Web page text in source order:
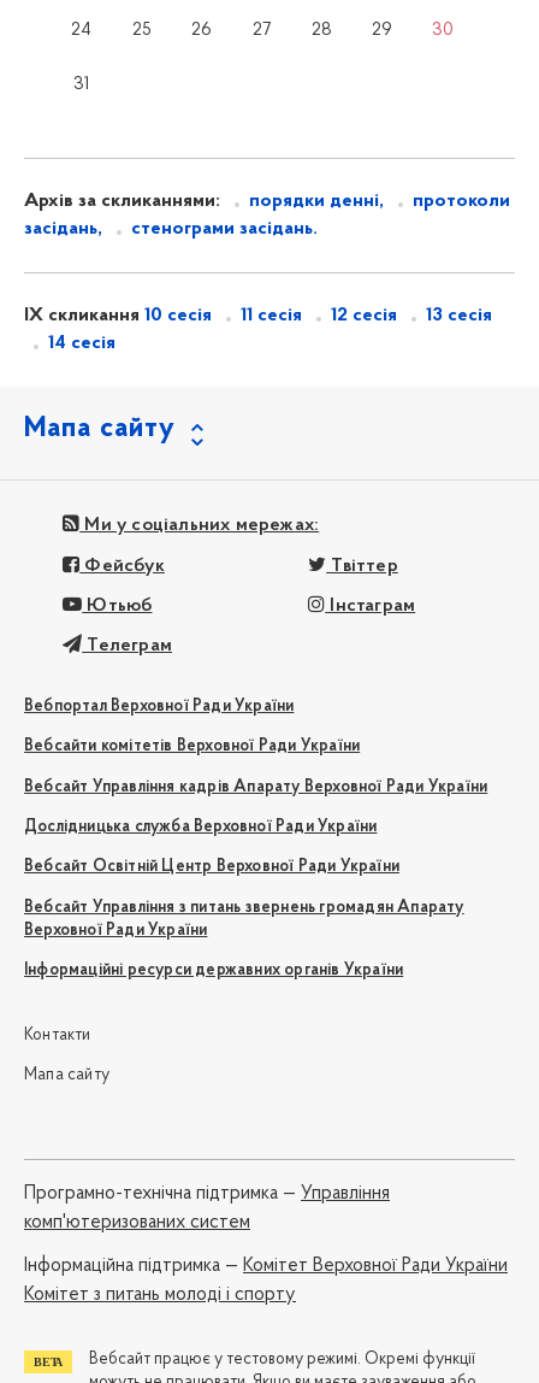
24 25 26 27 28 29 30
31
Архів за скликаннями: порядки денні,
протоколи
засідань,
стенограми засідань.
IX скликання 10 сесія 11 сесія 12 сесія
13 сесія
14 сесія
Мапа сайту
Ми у соціальних мережах:
Фейсбук Твіттер
Ютьюб Інстаграм
Телеграм
Вебпортал Верховної Ради України
Вебсайти комітетів Верховної Ради України
Вебсайт Управління кадрів Апарату Верховної Ради України
Дослідницька служба Верховної Ради України
Вебсайт Освітній Центр Верховної Ради України
Вебсайт Управління з питань звернень громадян Апарату
Верховної Ради України
Інформаційні ресурси державних органів України
Контакти
Мапа сайту
Програмно-технічна підтримка — Управління
комп'ютеризованих систем
Iнформаційна підтримка — Комітет Верховної Ради України
Комітет з питань молоді і спорту
Вебсайт працює у тестовому режимі. Окремі функції